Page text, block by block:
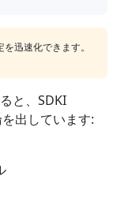
迅速化できます。
と、SDKI
出しています: